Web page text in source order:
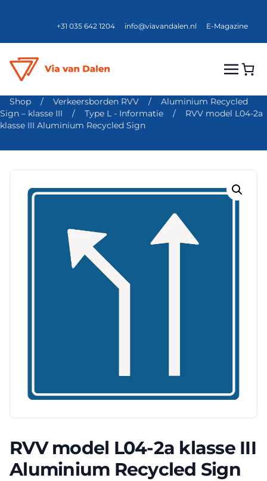
+31 035 642 1204 info@viavandalen.nl E-Magazine
Shop / Verkeersborden RVV /
Aluminium Recycled
Sign – klasse III
/ Type L - Informatie /
RVV model L04-2a
klasse III Aluminium Recycled Sign
RVV model L04-2a klasse III
Aluminium Recycled Sign